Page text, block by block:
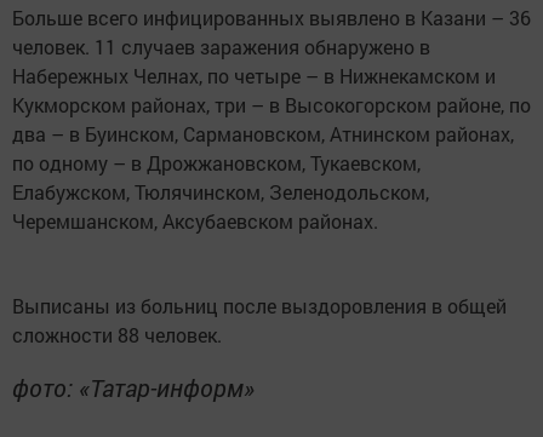
Больше всего инфицированных выявлено в Казани – 36
человек. 11 случаев заражения обнаружено в
Набережных Челнах, по четыре – в Нижнекамском и
Кукморском районах, три – в Высокогорском районе, по
два – в Буинском, Сармановском, Атнинском районах,
по одному – в Дрожжановском, Тукаевском,
Елабужском, Тюлячинском, Зеленодольском,
Черемшанском, Аксубаевском районах.
Выписаны из больниц после выздоровления в общей
сложности 88 человек.
фото: «Татар-информ»